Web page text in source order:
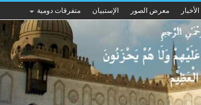
الأخبار معرض الصور الإستبيان متفرقات دومية